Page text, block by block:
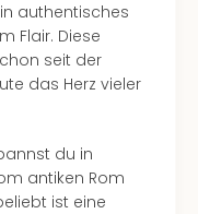
authentisches
Flair. Diese
seit der
das Herz vieler
du in
antiken Rom
ist eine